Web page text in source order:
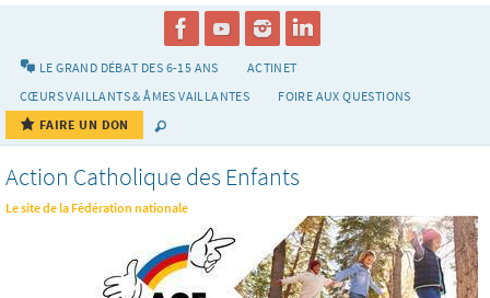
LE GRAND DÉBAT DES 6-15 ANS
ACTINET
CŒURS VAILLANTS & ÂMES VAILLANTES
FOIRE AUX QUESTIONS
FAIRE UN DON
Action Catholique des Enfants
Le site de la Fédération nationale